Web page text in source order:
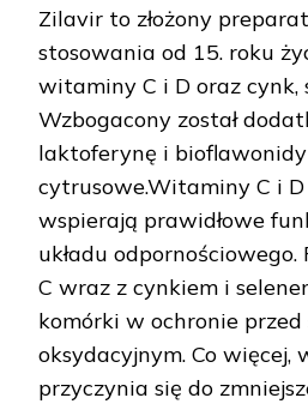
Zilavir to złożony
stosowania od 15. roku
witaminy C i D oraz cynk,
Wzbogacony został
laktoferynę i bioflawonidy
cytrusowe.Witaminy C i
wspierają prawidłowe
układu
C wraz z cynkiem i
komórki w ochronie przed
oksydacyjnym. Co więcej,
przyczynia się do